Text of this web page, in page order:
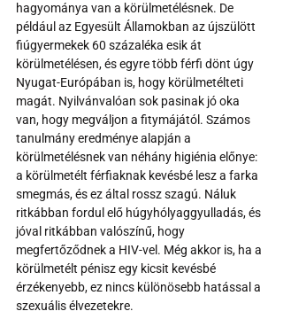
hagyománya van a körülmetélésnek. De
például az Egyesült Államokban az újszülött
fiúgyermekek 60 százaléka esik át
körülmetélésen, és egyre több férfi dönt úgy
Nyugat-Európában is, hogy körülmetélteti
magát. Nyilvánvalóan sok pasinak jó oka
van, hogy megváljon a fitymájától. Számos
tanulmány eredménye alapján a
körülmetélésnek van néhány higiénia előnye:
a körülmetélt férfiaknak kevésbé lesz a farka
smegmás, és ez által rossz szagú. Náluk
ritkábban fordul elő húgyhólyaggyulladás, és
jóval ritkábban valószínű, hogy
megfertőződnek a HIV-vel. Még akkor is, ha a
körülmetélt pénisz egy kicsit kevésbé
érzékenyebb, ez nincs különösebb hatással a
szexuális élvezetekre.